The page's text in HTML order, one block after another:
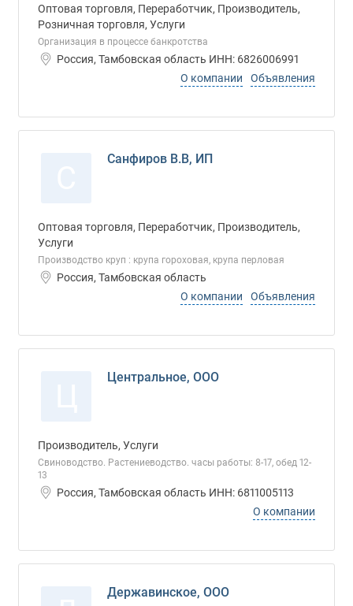
Оптовая торговля, Переработчик, Производитель,
Розничная торговля, Услуги
Организация в процессе банкротства
Россия, Тамбовская область ИНН: 6826006991
О компании
Объявления
Санфиров В.В, ИП
Оптовая торговля, Переработчик, Производитель,
Услуги
Производство круп : крупа гороховая, крупа перловая
Россия, Тамбовская область
О компании
Объявления
Центральное, ООО
Производитель, Услуги
Свиноводство. Растениеводство. часы работы: 8-17, обед 12-
13
Россия, Тамбовская область ИНН: 6811005113
О компании
Державинское, ООО